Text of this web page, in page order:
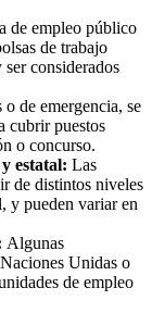
de empleo público
de trabajo
considerados
de emergencia, se
cubrir puestos
o concurso.
estatal: Las
de distintos niveles
y pueden variar en
Algunas
Unidas o
de empleo